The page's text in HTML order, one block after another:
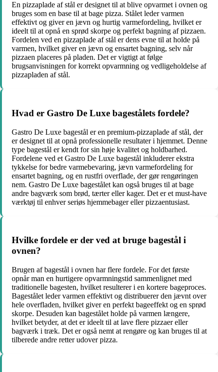
En pizzaplade af stål er designet til at blive opvarmet i ovnen og
bruges som en base til at bage pizza. Stålet leder varmen
effektivt og giver en jævn og hurtig varmefordeling, hvilket er
ideelt til at opnå en sprød skorpe og perfekt bagning af pizzaen.
Fordelen ved en pizzaplade af stål er dens evne til at holde på
varmen, hvilket giver en jævn og ensartet bagning, selv når
pizzaen placeres på pladen. Det er vigtigt at følge
brugsanvisningen for korrekt opvarmning og vedligeholdelse af
pizzapladen af stål.
Hvad er Gastro De Luxe bagestålets fordele?
Gastro De Luxe bagestål er en premium-pizzaplade af stål, der
er designet til at opnå professionelle resultater i hjemmet. Denne
type bagestål er kendt for sin høje kvalitet og holdbarhed.
Fordelene ved et Gastro De Luxe bagestål inkluderer ekstra
tykkelse for bedre varmebevaring, jævn varmefordeling for
ensartet bagning, og en rustfri overflade, der gør rengøringen
nem. Gastro De Luxe bagestålet kan også bruges til at bage
andre bagværk som brød, tærter eller kager. Det er et must-have
værktøj til enhver seriøs hjemmebager eller pizzaentusiast.
Hvilke fordele er der ved at bruge bagestål i
ovnen?
Brugen af bagestål i ovnen har flere fordele. For det første
opnår man en hurtigere opvarmningstid sammenlignet med
traditionelle bagesten, hvilket resulterer i en kortere bageproces.
Bagestålet leder varmen effektivt og distribuerer den jævnt over
hele overfladen, hvilket giver en perfekt bageeffekt og en sprød
skorpe. Desuden kan bagestålet holde på varmen længere,
hvilket betyder, at det er ideelt til at lave flere pizzaer eller
bagværk i træk. Det er også nemt at rengøre og kan bruges til at
tilberede andre retter udover pizza.